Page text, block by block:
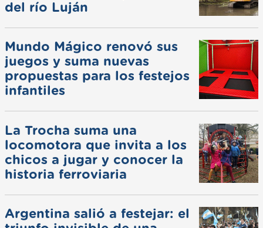
del río Luján
Mundo Mágico renovó sus
juegos y suma nuevas
propuestas para los festejos
infantiles
La Trocha suma una
locomotora que invita a los
chicos a jugar y conocer la
historia ferroviaria
Argentina salió a festejar: el